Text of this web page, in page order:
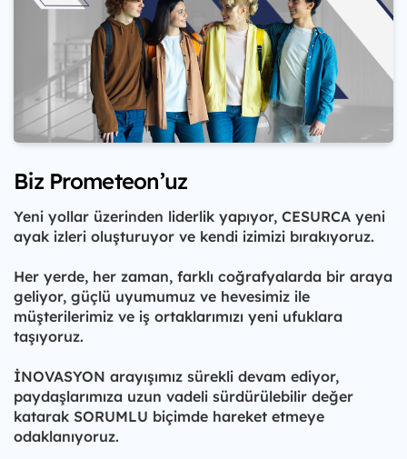
Biz Prometeon’uz
Yeni yollar üzerinden liderlik yapıyor, CESURCA yeni
ayak izleri oluşturuyor ve kendi izimizi bırakıyoruz.
Her yerde, her zaman, farklı coğrafyalarda bir araya
geliyor, güçlü uyumumuz ve hevesimiz ile
müşterilerimiz ve iş ortaklarımızı yeni ufuklara
taşıyoruz.
İNOVASYON arayışımız sürekli devam ediyor,
paydaşlarımıza uzun vadeli sürdürülebilir değer
katarak SORUMLU biçimde hareket etmeye
odaklanıyoruz.